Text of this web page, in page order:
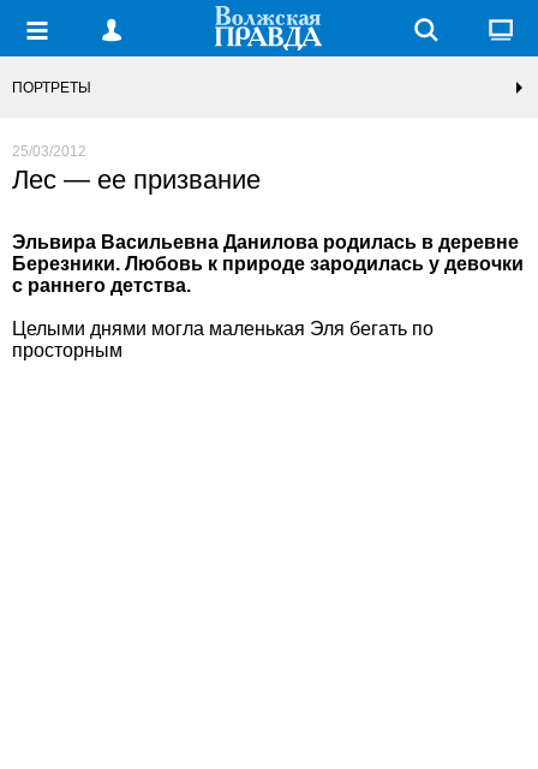
ПОРТРЕТЫ
25/03/2012
Лес — ее призвание
Эльвира Васильевна Данилова родилась в деревне
Березники. Любовь к природе зародилась у девочки
с раннего детства.
Целыми днями могла маленькая Эля бегать по
просторным